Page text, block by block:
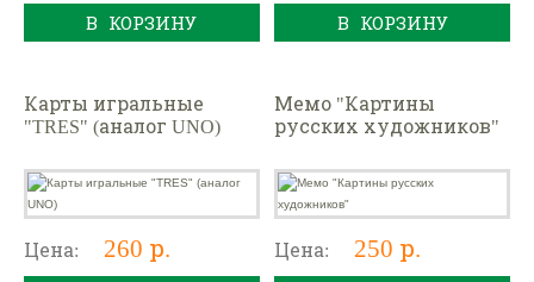
В КОРЗИНУ В КОРЗИНУ
Карты игральные
"TRES" (аналог UNO)
Цена: 260 р.
Мемо "Картины
русских художников"
Цена: 250 р.